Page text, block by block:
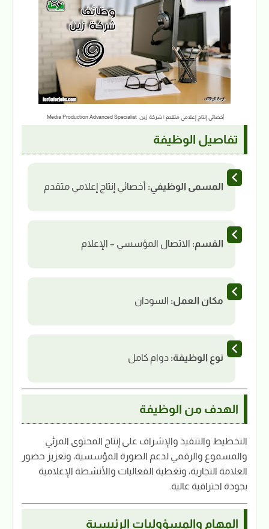
أخصائي إنتاج إعلامي متقدم | شركة زين Media Production Advanced Specialist
تفاصيل الوظيفة
المسمى الوظيفي: أخصائي إنتاج إعلامي متقدم
القسم: الاتصال المؤسسي – الإعلام
مكان العمل: السودان
نوع الوظيفة: دوام كامل
الهدف من الوظيفة
التخطيط والتنفيذ والإشراف على إنتاج المحتوى المرئي
والمسموع والرقمي لدعم الصورة المؤسسية، وتعزيز حضور
العلامة التجارية، وتغطية الفعاليات والأنشطة الإعلامية
بجودة احترافية عالية.
المهام والمسؤوليات الرئيسية